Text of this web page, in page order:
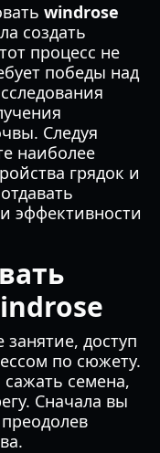
windrose
создать
процесс не
победы над
Следуя
наиболее
грядок и
эффективности
доступ
по сюжету.
семена,
Сначала вы